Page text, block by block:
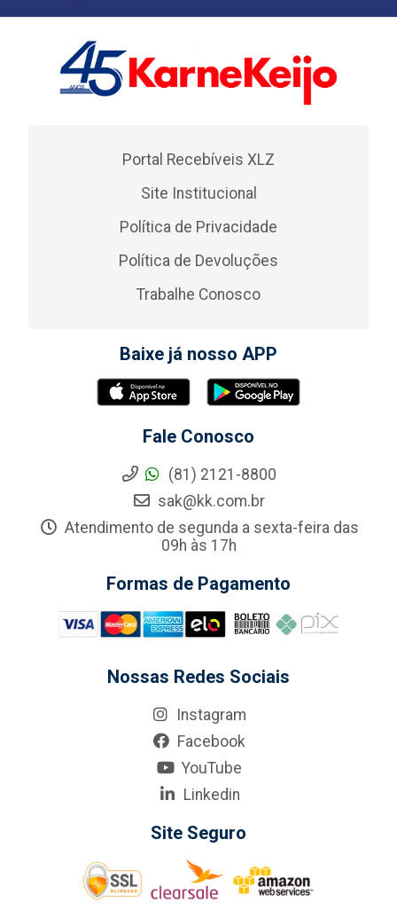
Portal Recebíveis XLZ
Site Institucional
Política de Privacidade
Política de Devoluções
Trabalhe Conosco
Baixe já nosso APP
Fale Conosco
(81) 2121-8800
sak@kk.com.br
Atendimento de segunda a sexta-feira das
09h às 17h
Formas de Pagamento
Nossas Redes Sociais
Instagram
Facebook
YouTube
Linkedin
Site Seguro